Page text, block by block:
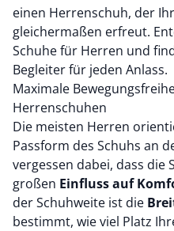
einen Herrenschuh, der
gleichermaßen erfreut.
Schuhe für Herren und
Begleiter für jeden Anlass.
Maximale
Herrenschuhen
Die meisten Herren
Passform des Schuhs an
vergessen dabei, dass die
großen Einfluss auf
der Schuhweite ist die
bestimmt, wie viel Platz